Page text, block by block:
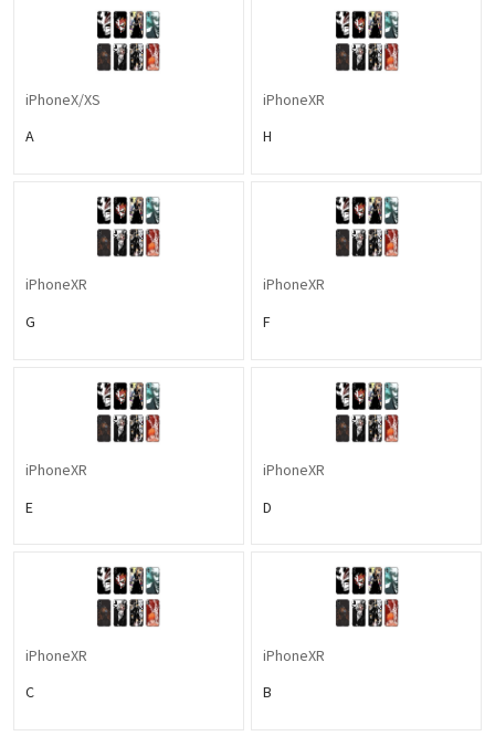
iPhoneX/XS
A
iPhoneXR
H
iPhoneXR
G
iPhoneXR
F
iPhoneXR
E
iPhoneXR
D
iPhoneXR
C
iPhoneXR
B